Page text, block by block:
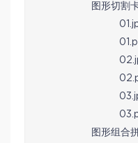
图形切割
图形组合